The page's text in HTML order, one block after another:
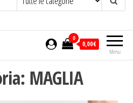
Menu
0
0,00€
MAGLIA